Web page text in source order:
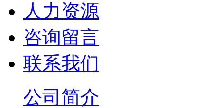
人力资源
咨询留言
联系我们
公司简介